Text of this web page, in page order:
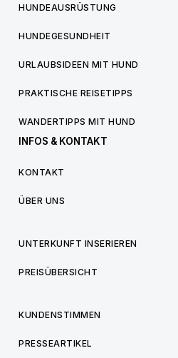
HUNDEAUSRÜSTUNG
HUNDEGESUNDHEIT
URLAUBSIDEEN MIT HUND
PRAKTISCHE REISETIPPS
WANDERTIPPS MIT HUND
INFOS & KONTAKT
KONTAKT
ÜBER UNS
UNTERKUNFT INSERIEREN
PREISÜBERSICHT
KUNDENSTIMMEN
PRESSEARTIKEL